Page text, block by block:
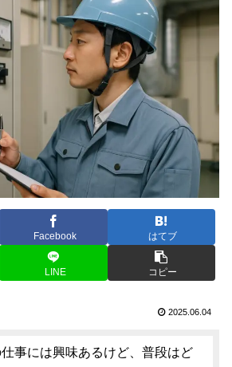
Facebook はてブ
LINE コピー
2025.06.04
事には興味あるけど、普段はど